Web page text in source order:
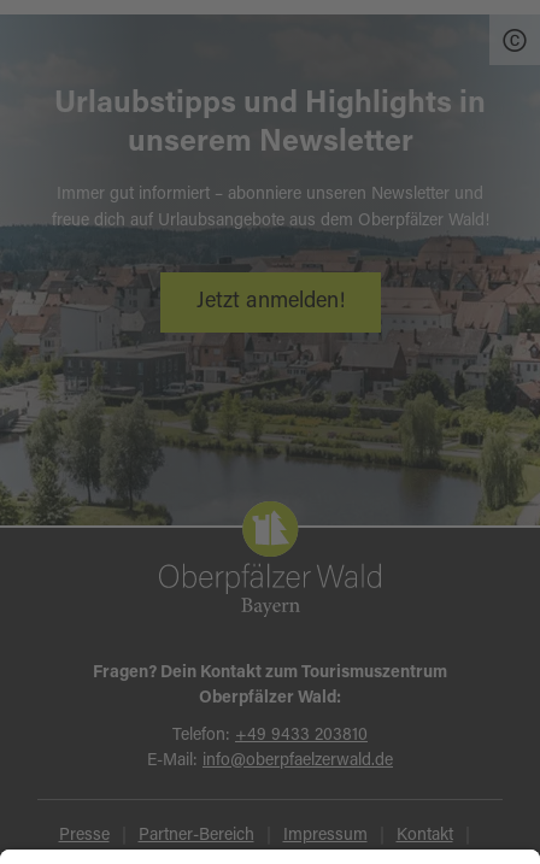
Urlaubstipps und Highlights in
unserem Newsletter
Immer gut informiert – abonniere unseren Newsletter und
freue dich auf Urlaubsangebote aus dem Oberpfälzer Wald!
Jetzt anmelden!
Fragen? Dein Kontakt zum Tourismuszentrum
Oberpfälzer Wald:
Telefon: +49 9433 203810
E-Mail: info@oberpfaelzerwald.de
Presse Partner-Bereich Impressum Kontakt